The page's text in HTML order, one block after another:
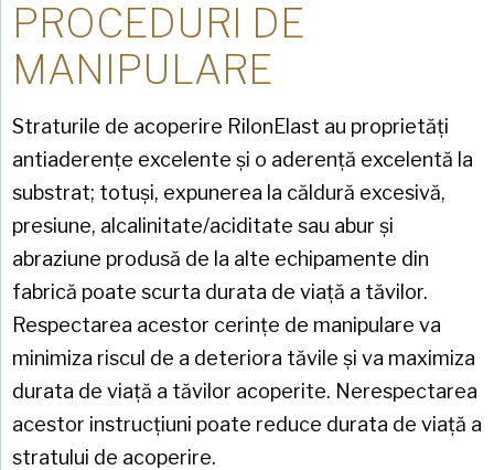
PROCEDURI DE
MANIPULARE
Straturile de acoperire RilonElast au proprietăți
antiaderențe excelente și o aderență excelentă la
substrat; totuși, expunerea la căldură excesivă,
presiune, alcalinitate/aciditate sau abur și
abraziune produsă de la alte echipamente din
fabrică poate scurta durata de viață a tăvilor.
Respectarea acestor cerințe de manipulare va
minimiza riscul de a deteriora tăvile și va maximiza
durata de viață a tăvilor acoperite. Nerespectarea
acestor instrucțiuni poate reduce durata de viață a
stratului de acoperire.